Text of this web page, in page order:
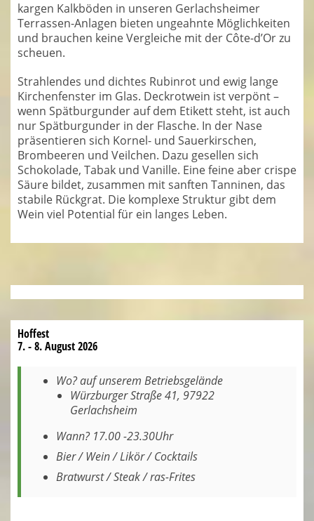
kargen Kalkböden in unseren Gerlachsheimer
Terrassen-Anlagen bieten ungeahnte Möglichkeiten
und brauchen keine Vergleiche mit der Côte-d’Or zu
scheuen.
Strahlendes und dichtes Rubinrot und ewig lange
Kirchenfenster im Glas. Deckrotwein ist verpönt –
wenn Spätburgunder auf dem Etikett steht, ist auch
nur Spätburgunder in der Flasche. In der Nase
präsentieren sich Kornel- und Sauerkirschen,
Brombeeren und Veilchen. Dazu gesellen sich
Schokolade, Tabak und Vanille. Eine feine aber crispe
Säure bildet, zusammen mit sanften Tanninen, das
stabile Rückgrat. Die komplexe Struktur gibt dem
Wein viel Potential für ein langes Leben.
Hoffest
7. - 8. August 2026
Wo? auf unserem Betriebsgelände
Würzburger Straße 41, 97922
Gerlachsheim
Wann? 17.00 -23.30Uhr
Bier / Wein / Likör / Cocktails
Bratwurst / Steak / ras-Frites